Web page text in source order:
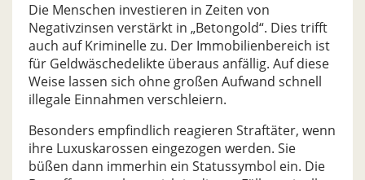
Die Menschen investieren in Zeiten von
Negativzinsen verstärkt in „Betongold“. Dies trifft
auch auf Kriminelle zu. Der Immobilienbereich ist
für Geldwäschedelikte überaus anfällig. Auf diese
Weise lassen sich ohne großen Aufwand schnell
illegale Einnahmen verschleiern.
Besonders empfindlich reagieren Straftäter, wenn
ihre Luxuskarossen eingezogen werden. Sie
büßen dann immerhin ein Statussymbol ein. Die